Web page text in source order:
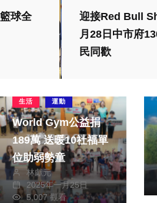
球全
迎接Red Bull
月28日中市府
民同歡
生活 運動
World Gym公益捐
189萬 送暖10社福單
位助弱勢童
林獻元
2025年一月25日
5,007 觀看